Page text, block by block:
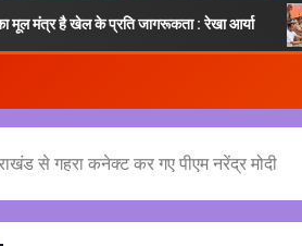
प्रति जागरूकता : रेखा आर्या
से गहरा कनेक्ट कर गए पीएम नरेंद्र मोदी